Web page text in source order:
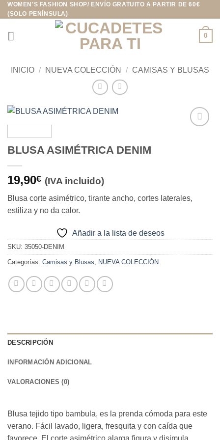
Saltar
al
contenido
WOMEN'S FASHION SHOP/ ENVÍO GRATUITO A PARTIR DE 60€
(SOLO PENÍNSULA)
0
INICIO / NUEVA COLECCIÓN / CAMISAS Y BLUSAS
BLUSA ASIMÉTRICA DENIM
19,90€ (IVA incluido)
Blusa corte asimétrico, tirante ancho, cortes laterales,
estiliza y no da calor.
Añadir a la lista de deseos
SKU: 35050-DENIM
Categorías: Camisas y Blusas, NUEVA COLECCIÓN
DESCRIPCIÓN
INFORMACIÓN ADICIONAL
VALORACIONES (0)
Blusa tejido tipo bambula, es la prenda cómoda para este
verano. Fácil lavado, ligera, fresquita y con caída que
favorece. El corte asimétrico alarga figura y disimula